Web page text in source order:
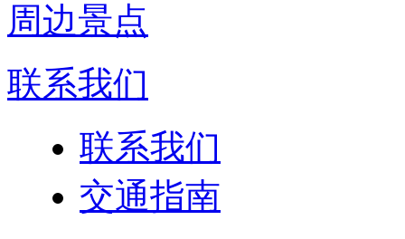
周边景点
联系我们
联系我们
交通指南